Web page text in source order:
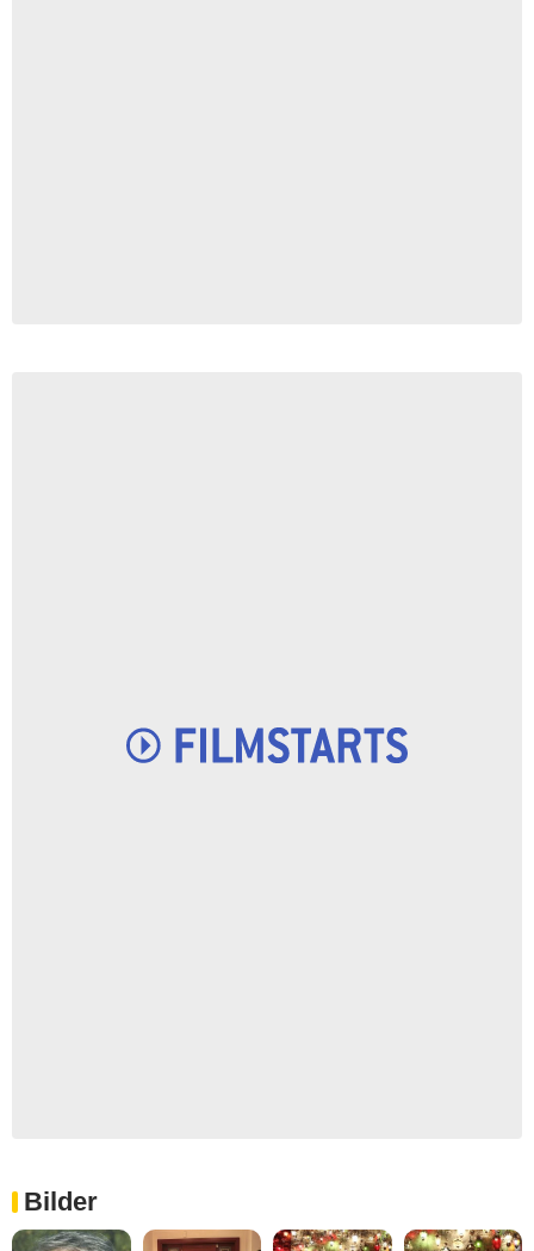
Bilder